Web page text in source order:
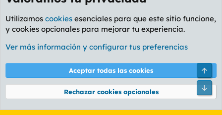
Foro General
Cookies
PL OLDSTYLE AMARILLO
Términos y reglas Política de privacidad Ayuda
Community platform by XenForo® © 2010-2026 XenForo Ltd.
Utilizamos cookies esenciales para que este sitio funcione,
y cookies opcionales para mejorar tu experiencia.
Ver más información y configurar tus preferencias
Aceptar todas las cookies
Rechazar cookies opcionales
Pie